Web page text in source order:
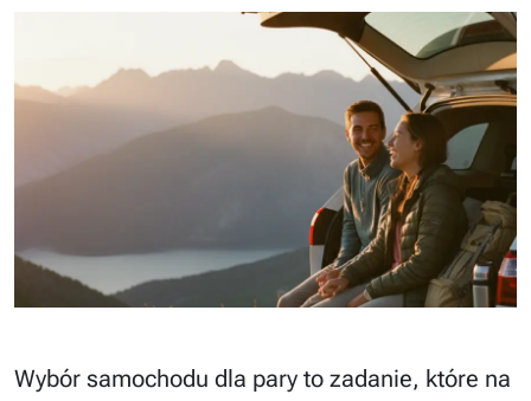
Wybór samochodu dla pary to zadanie, które na